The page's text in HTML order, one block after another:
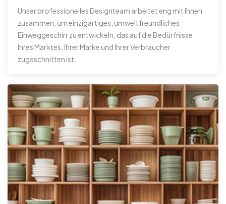
Unser professionelles Designteam arbeitet eng mit Ihnen
zusammen, um einzigartiges, umweltfreundliches
Einweggeschirr zu entwickeln, das auf die Bedürfnisse
Ihres Marktes, Ihrer Marke und Ihrer Verbraucher
zugeschnitten ist.